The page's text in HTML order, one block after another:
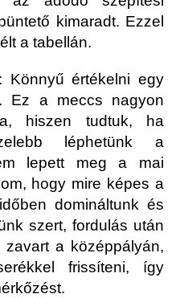
kimaradt. Ezzel
a tabellán.
Könnyű értékelni egy
Ez a meccs nagyon
hiszen tudtuk, ha
léphetünk a
lepett meg a mai
hogy mire képes a
domináltunk és
szert, fordulás után
a középpályán,
frissíteni, így